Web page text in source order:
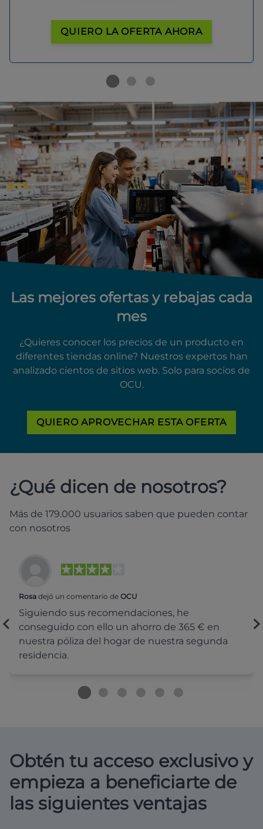
QUIERO LA OFERTA AHORA
Las mejores ofertas y rebajas cada
mes
¿Quieres conocer los precios de un producto en
diferentes tiendas online? Nuestros expertos han
analizado cientos de sitios web. Solo para socios de
OCU.
QUIERO APROVECHAR ESTA OFERTA
¿Qué dicen de nosotros?
Más de 179.000 usuarios saben que pueden contar
con nosotros
Rosa dejó un comentario de OCU
Siguiendo sus recomendaciones, he
conseguido con ello un ahorro de 365 € en
nuestra póliza del hogar de nuestra segunda
residencia.
Obtén tu acceso exclusivo y
empieza a beneficiarte de
las siguientes ventajas